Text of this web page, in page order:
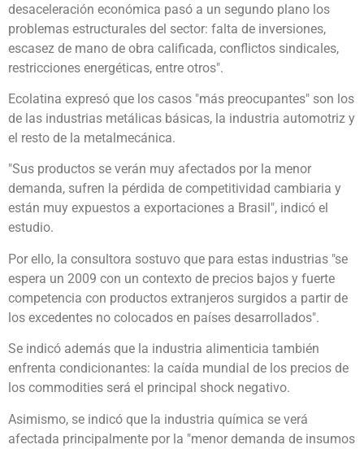
desaceleración económica pasó a un segundo plano los
problemas estructurales del sector: falta de inversiones,
escasez de mano de obra calificada, conflictos sindicales,
restricciones energéticas, entre otros".
Ecolatina expresó que los casos "más preocupantes" son los
de las industrias metálicas básicas, la industria automotriz y
el resto de la metalmecánica.
"Sus productos se verán muy afectados por la menor
demanda, sufren la pérdida de competitividad cambiaria y
están muy expuestos a exportaciones a Brasil", indicó el
estudio.
Por ello, la consultora sostuvo que para estas industrias "se
espera un 2009 con un contexto de precios bajos y fuerte
competencia con productos extranjeros surgidos a partir de
los excedentes no colocados en países desarrollados".
Se indicó además que la industria alimenticia también
enfrenta condicionantes: la caída mundial de los precios de
los commodities será el principal shock negativo.
Asimismo, se indicó que la industria química se verá
afectada principalmente por la "menor demanda de insumos